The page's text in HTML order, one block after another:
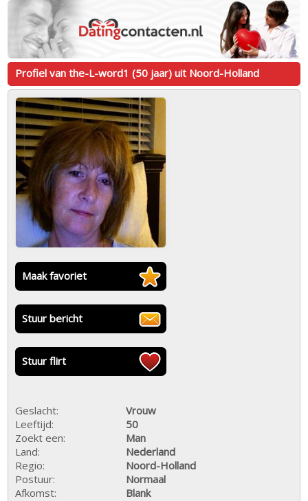
Profiel van the-L-word1 (50 jaar) uit Noord-Holland
Maak favoriet
Stuur bericht
Stuur flirt
Geslacht:
Vrouw
Leeftijd:
50
Zoekt een:
Man
Land:
Nederland
Regio:
Noord-Holland
Postuur:
Normaal
Afkomst:
Blank